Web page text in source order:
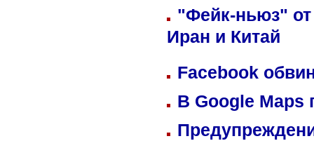
"Фейк-ньюз" от
Иран и Китай
Facebook
В Google Maps